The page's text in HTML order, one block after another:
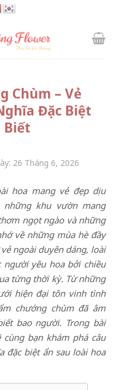
Chùm – Vẻ
Đặc Biệt
26 Tháng 6, 2026
hoa mang vẻ đẹp dịu
khu vườn mang
ngọt ngào và những
về những mùa hè đầy
ngoài duyên dáng, loài
người yêu hoa bởi chiều
từng thời kỳ. Từ những
hiện đại tôn vinh tình
chướng chùm đã âm
bao người. Trong bài
bạn khám phá câu
đặc biệt ẩn sau loài hoa